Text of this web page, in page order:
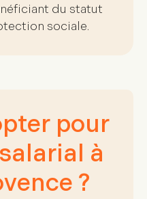
du statut
sociale.
pour
à
?